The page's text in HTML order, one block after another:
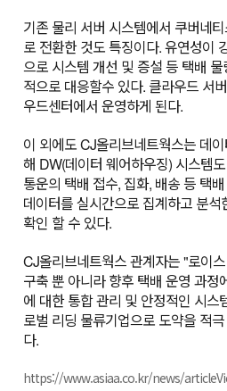
기존 물리 서버 시스템에서 쿠버네
로 전환한 것도 특징이다. 유연성이
으로 시스템 개선 및 증설 등 택배
적으로 대응할수 있다. 클라우드 서
우드센터에서 운영하게 된다.
이 외에도 CJ올리브네트웍스는 데
해 DW(데이터 웨어하우징) 시스템
통운의 택배 접수, 집화, 배송 등 택
데이터를 실시간으로 집계하고 분
확인 할 수 있다.
CJ올리브네트웍스 관계자는 "로이
구축 뿐 아니라 향후 택배 운영 과정
에 대한 통합 관리 및 안정적인 시스
로벌 리딩 물류기업으로 도약을 적
다.
https://www.asiaa.co.kr/news/